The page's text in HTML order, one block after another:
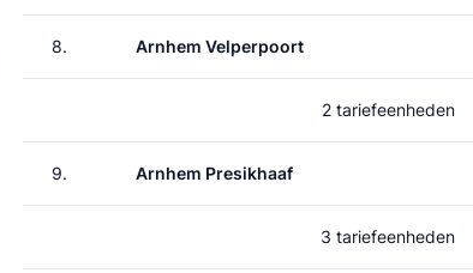
8. Arnhem Velperpoort
2 tariefeenheden
9. Arnhem Presikhaaf
3 tariefeenheden